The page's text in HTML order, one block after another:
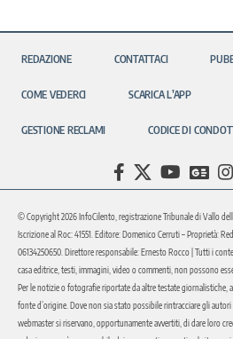
REDAZIONE CONTATTACI
COME VEDERCI SCARICA L’APP
GESTIONE RECLAMI CODICE DI
© Copyright 2026 InfoCilento, registrazione Tribunale di Vallo
Iscrizione al Roc: 41551. Editore: Domenico Cerruti – Proprietà:
06134250650. Direttore responsabile: Ernesto Rocco | Tutti i
casa editrice, testi, immagini, video o commenti, non possono
Per le notizie o fotografie riportate da altre testate giornalistiche,
fonte d’origine. Dove non sia stato possibile rintracciare gli
webmaster si riservano, opportunamente avvertiti, di dare loro